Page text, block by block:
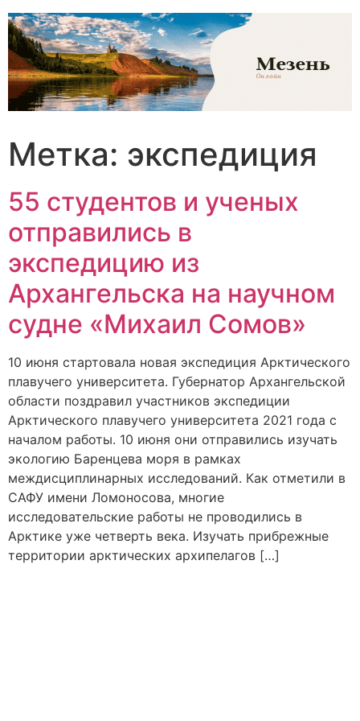
Перейти
содержимому
Метка: экспедиция
55 студентов и ученых
отправились в
экспедицию из
Архангельска на научном
судне «Михаил Сомов»
10 июня стартовала новая экспедиция Арктического
плавучего университета. Губернатор Архангельской
области поздравил участников экспедиции
Арктического плавучего университета 2021 года с
началом работы. 10 июня они отправились изучать
экологию Баренцева моря в рамках
междисциплинарных исследований. Как отметили в
САФУ имени Ломоносова, многие
исследовательские работы не проводились в
Арктике уже четверть века. Изучать прибрежные
территории арктических архипелагов […]